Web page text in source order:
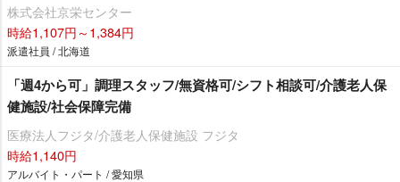
株式会社京栄センター
時給1,107円～1,384円
派遣社員 / 北海道
「週4から可」調理スタッフ/無資格可/シフト相談可/介護老人保
健施設/社会保障完備
医療法人フジタ/介護老人保健施設 フジタ
時給1,140円
アルバイト・パート / 愛知県